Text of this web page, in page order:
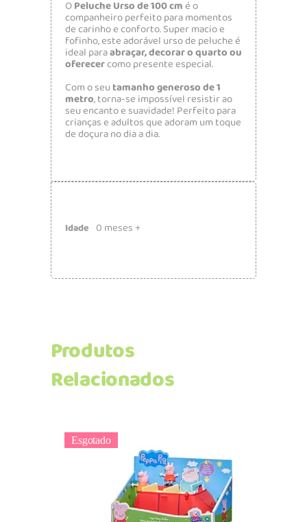
OPeluche Urso de 100 cmé o
companheiro perfeito para momentos
de carinho e conforto. Super macio e
fofinho, este adorável urso de peluche é
ideal paraabraçar, decorar o quarto ou
oferecercomo presente especial.
Com o seutamanho generoso de 1
metro, torna-se impossível resistir ao
seu encanto e suavidade! Perfeito para
crianças e adultos que adoram um toque
de doçura no dia a dia.
Idade 0 meses +
Produtos
Relacionados
Esgotado